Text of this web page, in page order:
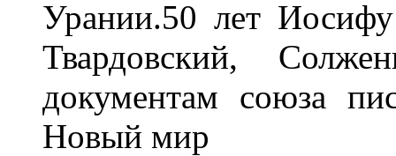
Урании.50 лет
Твардовский,
документам союза
Новый мир